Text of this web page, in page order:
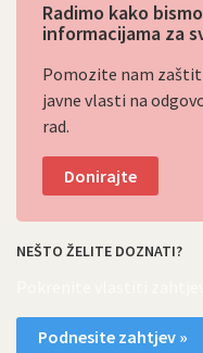
Radimo kako
informacijama za
Pomozite nam
javne vlasti na
rad.
Donirajte
NEŠTO ŽELITE DOZNATI?
Podnesite zahtjev »